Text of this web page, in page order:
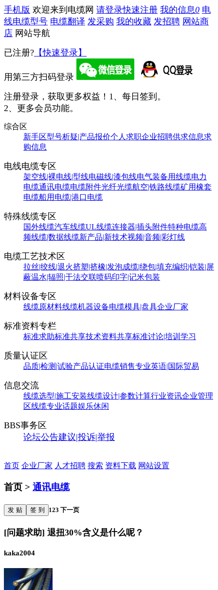
手机版 欢迎来到电缆网 请登录快速注册 我的信息0 电
线电缆型号 电缆翻译 发采购 我的收藏 发招聘 网站商
店 网站导航
已注册? 【快速登录】
用第三方扫码登录
注册登录，获取更多权益！ 1、每日签到。
2、更多会员功能。
综合区
新手区型号析疑|产品报价个人求职企业招聘供求信息求
购信息
电线电缆专区
架空线|裸电线|型线电磁线|漆包线电气装备用线缆电力
电缆通讯电缆电缆附件光纤光缆航空|铁路线缆矿用橡套
电缆船用电缆|港口电缆
特殊线缆专区
国外线缆汽车线缆UL线缆连接器|插头附件特种电缆高
频线缆|数据线缆新产品|新技术视频|音频|彩灯线
电缆工艺技术区
拉丝|绞线|退火挤塑|挤橡|发泡成缆|绕包|填充编织|铠装|屏
蔽温水|辐照|干法交联喷码印字|记米包装
材料设备专区
线缆原材料线缆机器设备电缆模具|盘具企业厂家
标准资料专栏
标准求助标准共享技术资料共享标准讨论|培训学习
质量认证区
品质|检测|试验产品认证电缆销售专业英语|国际贸易
信息交流
线缆选型|施工安装线缆设计|参数计算行业资讯企业管理
区线缆专业话题娱乐休闲
BBS事务区
论坛公告建议|投诉|举报
首页 企业厂家 人才招聘 搜索 资料下载 网站设置
首页 > 通讯电缆
发 贴 签 到 123 下一页
[问题求助] 退扭30%含义是什么呢？
kaka2004